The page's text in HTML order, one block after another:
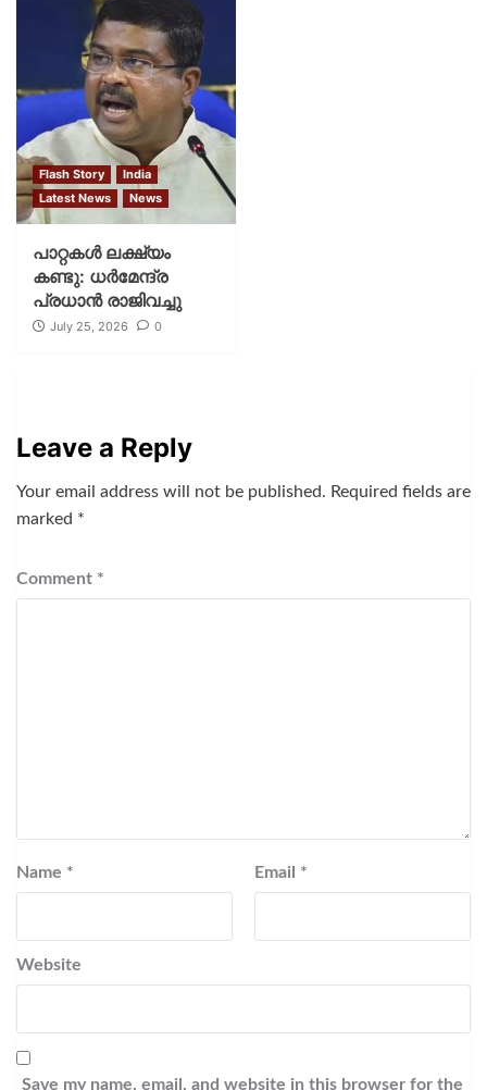
Flash Story
India
Latest News
News
പാറ്റകള്‍ ലക്ഷ്യം
കണ്ടു: ധര്‍മേന്ദ്ര
പ്രധാന്‍ രാജിവച്ചു
July 25, 2026 0
Leave a Reply
Your email address will not be published. Required fields are
marked *
Comment *
Name * Email *
Website
Save my name, email, and website in this browser for the